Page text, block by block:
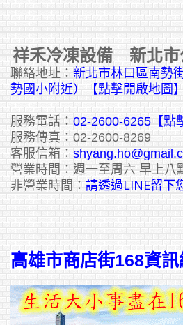
祥禾冷凍設備 新北市
聯絡地址： 新北市林口區南勢
勢國小附近）【點擊開啟地圖】
服務電話： 02-2600-6265 【點
服務傳真：02-2600-8269
客服信箱：
營業時間：週一至周六 早上八
非營業時間： 請透過LINE留下
高雄市商店街168資訊